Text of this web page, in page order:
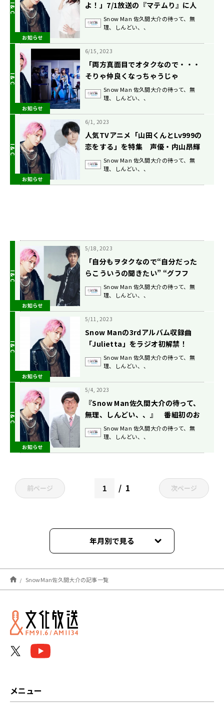
お知らせ
よ！」7/1放送の『マテムり』に人
気声優・三石琴乃が登場！！
Snow Man 佐久間大介の待って、無
理、しんどい、、
お知らせ
6/15, 2023
「両方真面目でオタクなので・・・
そりゃ仲良くなっちゃうじゃ
ん！」 6/17放送『マテムり』に女
王蜂・アヴちゃんがゲストで登場
Snow Man 佐久間大介の待って、無
理、しんどい、、
お知らせ
6/1, 2023
人気TVアニメ「山田くんとLv999の
恋をする」を特集 声優・内山昂輝
が登場 『Snow Man佐久間大介の待
って、無理、しんどい、、』6/3放
Snow Man 佐久間大介の待って、無
理、しんどい、、
お知らせ
5/18, 2023
「自分もヲタクなので“自分だった
らこういうの聞きたい” “グフフ
♡”というのを…」ヒャダイン登場
『Snow Man佐久間大介の待って、
Snow Man 佐久間大介の待って、無
理、しんどい、、
お知らせ
5/11, 2023
Snow Manの3rdアルバム収録曲
「Julietta」をラジオ初解禁！
5/13(土)『Snow Man佐久間大介の
待って、無理、しんどい、、』
Snow Man 佐久間大介の待って、無
理、しんどい、、
お知らせ
5/4, 2023
『Snow Man佐久間大介の待って、
無理、しんどい、、』 番組初のお
笑い芸人ゲストに天津・向 「僕は
ピンク髪を好きになる傾向があるん
Snow Man 佐久間大介の待って、無
理、しんどい、、
前ページ 1 次ページ
年月別で見る
2024年09月
2023年11月
2023年09月
SnowMan佐久間大介の記事一覧
メニュー